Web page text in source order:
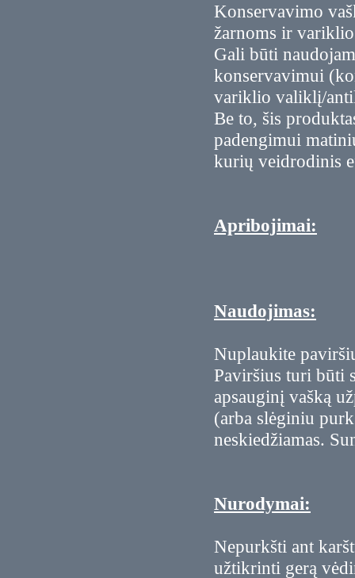
Konservavimo
žarnoms ir
Gali būti
konservavimui
variklio valiklį/
Be to, šis
padengimui
kurių veidrodinis
Apribojimai:
Naudojimas:
Nuplaukite
Paviršius turi būti
apsauginį vašką
(arba slėginiu
neskiedžiamas.
Nurodymai:
Nepurkšti ant
užtikrinti gerą